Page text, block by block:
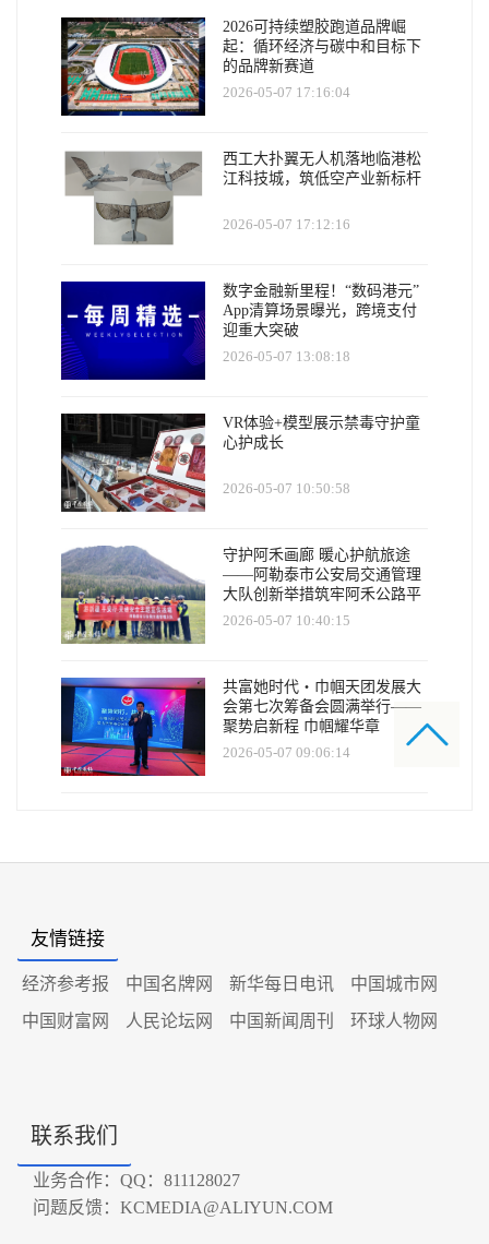
2026可持续塑胶跑道品牌崛
起：循环经济与碳中和目标下
的品牌新赛道
2026-05-07 17:16:04
西工大扑翼无人机落地临港松
江科技城，筑低空产业新标杆
2026-05-07 17:12:16
数字金融新里程！“数码港元”
App清算场景曝光，跨境支付
迎重大突破
2026-05-07 13:08:18
VR体验+模型展示禁毒守护童
心护成长
2026-05-07 10:50:58
守护阿禾画廊 暖心护航旅途
——阿勒泰市公安局交通管理
大队创新举措筑牢阿禾公路平
安防线
2026-05-07 10:40:15
共富她时代・巾帼天团发展大
会第七次筹备会圆满举行——
聚势启新程 巾帼耀华章
2026-05-07 09:06:14
友情链接
经济参考报 中国名牌网 新华每日电讯
中国城市网
中国财富网
人民论坛网 中国新闻周刊 环球人物网
联系我们
业务合作：QQ：811128027
问题反馈：KCMEDIA@ALIYUN.COM